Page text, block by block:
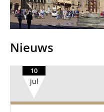
Nieuws
10
jul